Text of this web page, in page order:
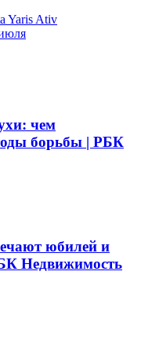
Yaris Ativ
чем
борьбы | РБК
юбилей и
Недвижимость